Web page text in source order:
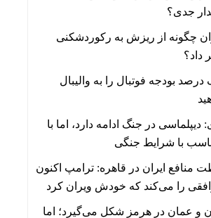
جدی؟
چگونه از ریزش به رکوردشکنی
داد؟
بودجه فوتبال را به والیبال
دیپلماسی در جنگ ادامه دارد، اما با
با شرایط جنگی
منافع ایران در قاهره: ترامپ اکنون
را می‌کند که خودش ویران کرد
و عمان در هرمز شکل می‌گیرد؛ اما